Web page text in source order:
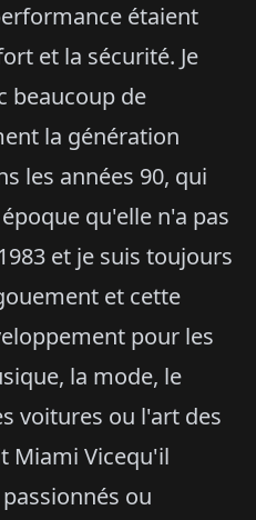
étaient
et la sécurité. Je
beaucoup de
la génération
les années 90, qui
qu'elle n'a pas
et je suis toujours
et cette
pour les
la mode, le
voitures ou l'art des
Miami Vicequ'il
ou